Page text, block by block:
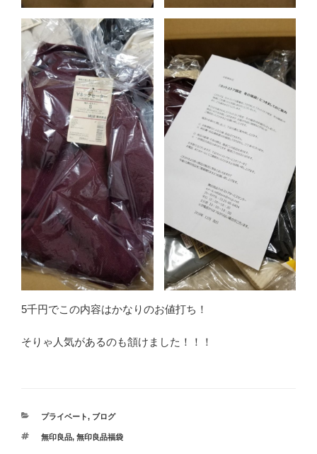
5千円でこの内容はかなりのお値打ち！
そりゃ人気があるのも頷けました！！！
カ
ゴ
プライベート, ブログ
タ
無印良品, 無印良品福袋